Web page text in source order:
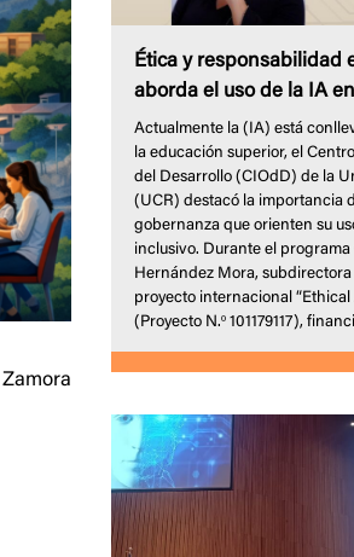
Ética y responsabilidad
aborda el uso de la IA
Actualmente la (IA) está
la educación superior, el
del Desarrollo (CIOdD) de la
(UCR) destacó la importancia
gobernanza que orienten su
inclusivo. Durante el
Hernández Mora,
proyecto internacional
(Proyecto N.º 101179117),